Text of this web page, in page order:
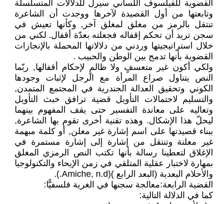
القضوية للفيلسوف اللساني سيرل للدلالات المتسلسلة
وتابعتها من أول القصيدة لآخرها ووجدت أن الشاعرة
تنتقل بالرمز من مغلق لمغلق آخر, وكأنها تعيش في
سجن تريد أن تحكم إقفاله فجعلته بعدّة أقفال. لكني من
خلال استراتيجيتها وردني من دلالاتها المحملة بالإنجازات
القضوية بأنها تدمج بين الوطن والحبيب .
ولكي أكون غير متعسفٍ ولا ظالمٍ لإحكام أقفالها, ربّما
النص يتناول صراع المرأة مع الرجل لإثبات وجودها
الكوني وتحقيق العدالة الجندرية في المجتمع المتمدن,
والتسليم لاحتمالات التأويل قضية ترافق خبث التأويل
وتعاليه على معاندة التفسير حتى يقف المفهوم بينهما
ليحلّ هذا الإشكال. وهذه تقنية أخرى تقوم بها الشاعرة,
ببناء قصيدتها على اسم إشارة غير معلن, أو كلمة مبهمة
غير معلنة وتنتقل من إشارة إلى إشارة مستمرة في
الإغلاق لتعطينا رسالة بأنها تكتب النص الرمزي المغلق
بمهارة لاختبار عقلية المتلقي في زمن الإيحاء والتكنولوجيا
والأحلام البعدية (البعد الرابع )(Amiche, n.d.).
القضية الرابعة:معالجة سجنها في الغرية فلسفيًّا:
كما في الدلالة التالية: